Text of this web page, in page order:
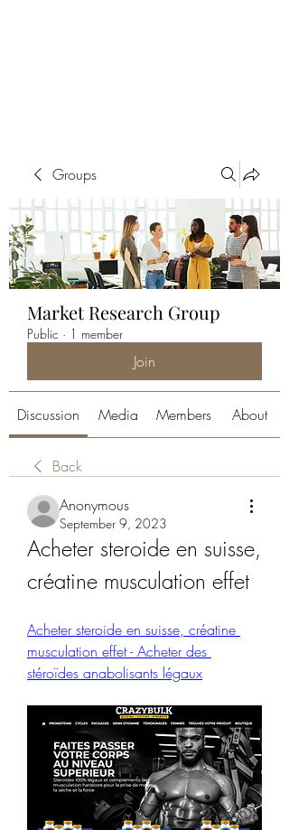
Groups
Market Research Group
Public · 1 member
Join
Discussion Media Members About
Back
Anonymous
September 9, 2023
Acheter steroide en suisse,
créatine musculation effet
Acheter steroide en suisse, créatine
musculation effet - Acheter des
stéroïdes anabolisants légaux